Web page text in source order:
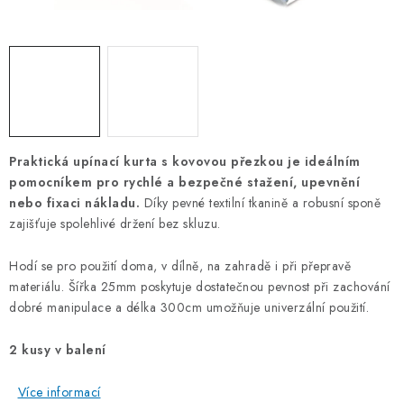
KLÍČOVÉ PŘÍVĚSKY
NOUZOVÉ ČLÁNKY
ZÁVLAČKY
KURTY A POPRUHY
TEXTILNÍ LANA
Praktická upínací kurta s kovovou přezkou je ideálním
pomocníkem pro rychlé a bezpečné stažení, upevnění
nebo fixaci nákladu. Díky pevné textilní tkanině a robusní sponě
zajišťuje spolehlivé držení bez skluzu.
Hodí se pro použití doma, v dílně, na zahradě i při přepravě
materiálu. Šířka 25mm poskytuje dostatečnou pevnost při zachování
dobré manipulace a délka 300cm umožňuje univerzální použití.
2 kusy v balení
Více informací